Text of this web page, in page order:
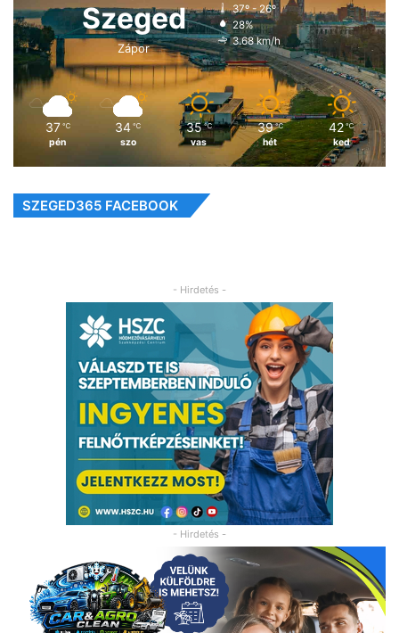
Szeged
Zápor
37º - 26º
28%
3.68 km/h
37 ℃
pén
34 ℃
szo
35 ℃
vas
39 ℃
hét
42 ℃
ked
SZEGED365 FACEBOOK
- Hirdetés -
- Hirdetés -